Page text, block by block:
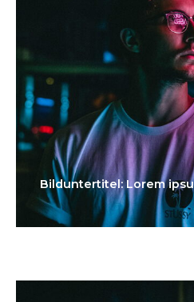
Bilduntertitel: Lorem